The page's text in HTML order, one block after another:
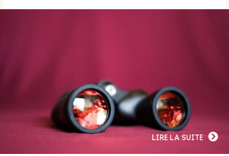
LIRE LA SUITE